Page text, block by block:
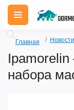
Главная Новости
Ipamorelin
набора